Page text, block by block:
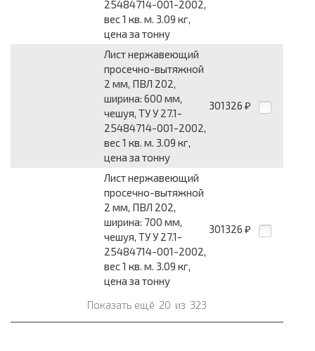
25484714-001-2002,
вес 1 кв. м. 3.09 кг,
цена за тонну
Лист нержавеющий
просечно-вытяжной
2 мм, ПВЛ 202,
ширина: 600 мм,
чешуя, ТУ У 27.1-
25484714-001-2002,
вес 1 кв. м. 3.09 кг,
цена за тонну
301326 ₽
Лист нержавеющий
просечно-вытяжной
2 мм, ПВЛ 202,
ширина: 700 мм,
чешуя, ТУ У 27.1-
25484714-001-2002,
вес 1 кв. м. 3.09 кг,
цена за тонну
301326 ₽
Показать ещё 20 из 323